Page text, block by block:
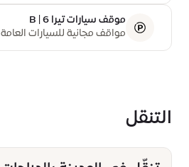
موقف سيارات تيرا B | 6
مواقف مجانية للسيارات العامة
التنقل